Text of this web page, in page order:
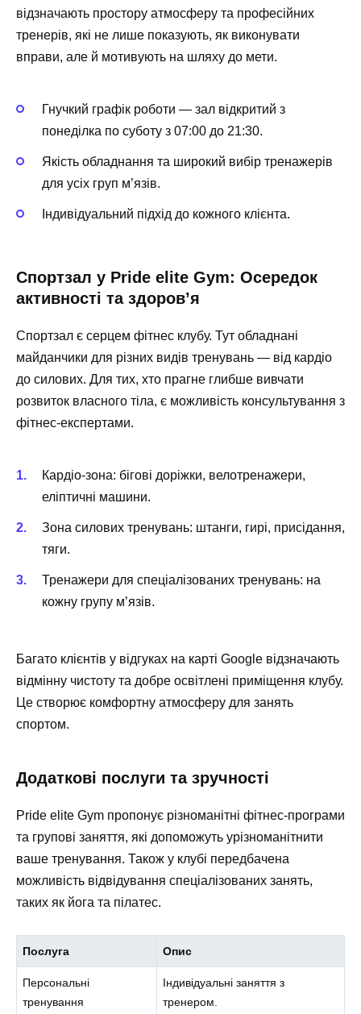
відзначають простору атмосферу та професійних
тренерів, які не лише показують, як виконувати
вправи, але й мотивують на шляху до мети.
Гнучкий графік роботи — зал відкритий з
понеділка по суботу з 07:00 до 21:30.
Якість обладнання та широкий вибір тренажерів
для усіх груп м’язів.
Індивідуальний підхід до кожного клієнта.
Спортзал у Pride elite Gym: Осередок
активності та здоров’я
Спортзал є серцем фітнес клубу. Тут обладнані
майданчики для різних видів тренувань — від кардіо
до силових. Для тих, хто прагне глибше вивчати
розвиток власного тіла, є можливість консультування з
фітнес-експертами.
Кардіо-зона: бігові доріжки, велотренажери,
еліптичні машини.
Зона силових тренувань: штанги, гирі, присідання,
тяги.
Тренажери для спеціалізованих тренувань: на
кожну групу м’язів.
Багато клієнтів у відгуках на карті Google відзначають
відмінну чистоту та добре освітлені приміщення клубу.
Це створює комфортну атмосферу для занять
спортом.
Додаткові послуги та зручності
Pride elite Gym пропонує різноманітні фітнес-програми
та групові заняття, які допоможуть урізноманітнити
ваше тренування. Також у клубі передбачена
можливість відвідування спеціалізованих занять,
таких як йога та пілатес.
Послуга Опис
Персональні
тренування
Індивідуальні заняття з
тренером.